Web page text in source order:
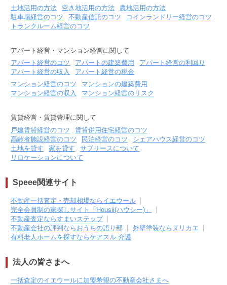
土地活用の方法
空き地活用の方法
農地活用の方法
駐車場経営のコツ
不動産信託のコツ
コインランドリー経営のコツ
トランクルーム経営のコツ
アパート経営・マンション経営に関して
アパート経営のコツ
アパートの建築費用
アパート経営の利回り
アパート経営の収入
アパート経営の税金
マンション経営のコツ
マンションの建築費用
マンション経営の収入
マンション経営のリスク
賃貸経営・賃貸管理に関して
戸建賃貸経営のコツ
賃貸併用住宅経営のコツ
高齢者施設経営のコツ
民泊経営のコツ
シェアハウス経営のコツ
土地を貸す
家を貸す
サブリースについて
リロケーションについて
Speee関連サイト
不動産一括査定・売却相場ならイエウール
完全会員制の家探しサイト「Housii(ハウシー)」
不動産査定ならすまいステップ
不動産会社の評判ならおうちの語り部
外壁塗装ならヌリカエ
有料老人ホームを探すならケアスル 介護
法人の皆さまへ
一括査定のイエウールに加盟希望の不動産会社さまへ